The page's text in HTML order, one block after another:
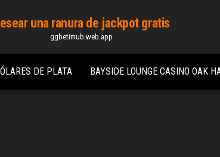
una ranura de jackpot gratis
ggbetimub.web.app
DE PLATA BAYSIDE LOUNGE CASINO OAK